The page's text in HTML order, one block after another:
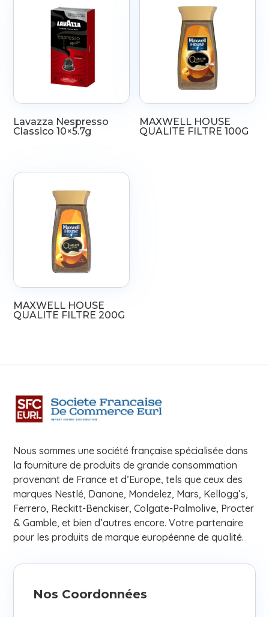
Lavazza Nespresso
Classico 10×5.7g
MAXWELL HOUSE
QUALITE FILTRE 100G
MAXWELL HOUSE
QUALITE FILTRE 200G
Nous sommes une société française spécialisée dans
la fourniture de produits de grande consommation
provenant de France et d’Europe, tels que ceux des
marques Nestlé, Danone, Mondelez, Mars, Kellogg’s,
Ferrero, Reckitt-Benckiser, Colgate-Palmolive, Procter
& Gamble, et bien d’autres encore. Votre partenaire
pour les produits de marque européenne de qualité.
Nos Coordonnées